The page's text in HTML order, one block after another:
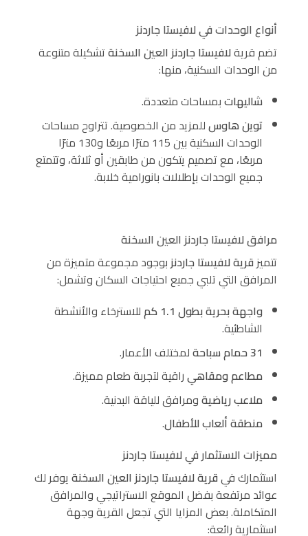
أنواع الوحدات في لافيستا جاردنز
تضم قريةلافيستا جاردنز العين السخنةتشكيلة متنوعة
من الوحدات السكنية، منها:
شاليهاتبمساحات متعددة.
توين هاوسللمزيد من الخصوصية. تتراوح مساحات
الوحدات السكنية بين 115 مترًا مربعًا و130 مترًا
مربعًا، مع تصميم يتكون من طابقين أو ثلاثة، وتتمتع
جميع الوحدات بإطلالات بانورامية خلابة.
مرافق لافيستا جاردنز العين السخنة
تتميزقرية لافيستا جاردنزبوجود مجموعة متميزة من
المرافق التي تلبي جميع احتياجات السكان وتشمل:
واجهة بحرية بطول 1.1 كم
للاسترخاء والأنشطة
الشاطئية.
31 حمام سباحة
لمختلف الأعمار.
مطاعم ومقاهيراقية لتجربة طعام مميزة.
ملاعب رياضيةومرافق للياقة البدنية.
منطقة ألعاب للأطفال.
مميزات الاستثمار في لافيستا جاردنز
استثمارك فيقرية لافيستا جاردنز العين السخنةيوفر لك
عوائد مرتفعة بفضل الموقع الاستراتيجي والمرافق
المتكاملة. بعض المزايا التي تجعل القرية وجهة
استثمارية رائعة: